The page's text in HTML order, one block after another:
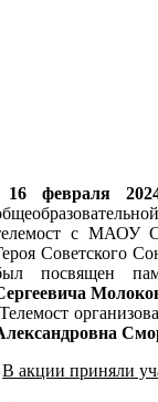
16 февраля
с МАОУ
Советского
посвящен
В акции приняли